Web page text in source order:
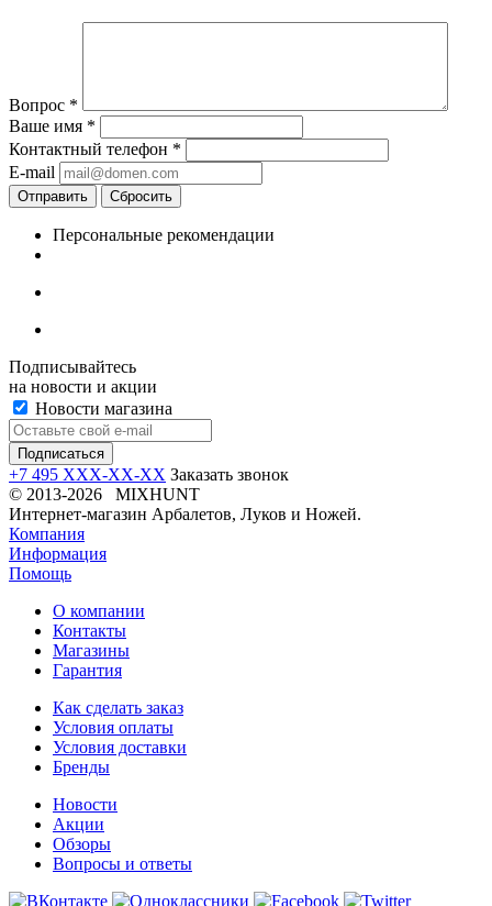
Вопрос *
Ваше имя *
Контактный телефон *
E-mail
Отправить Сбросить
Персональные рекомендации
Подписывайтесь
на новости и акции
Новости магазина
+7 495 XXX-XX-XX Заказать звонок
© 2013-2026 MIXHUNT
Интернет-магазин Арбалетов, Луков и Ножей.
Компания
Информация
Помощь
О компании
Контакты
Магазины
Гарантия
Как сделать заказ
Условия оплаты
Условия доставки
Бренды
Новости
Акции
Обзоры
Вопросы и ответы